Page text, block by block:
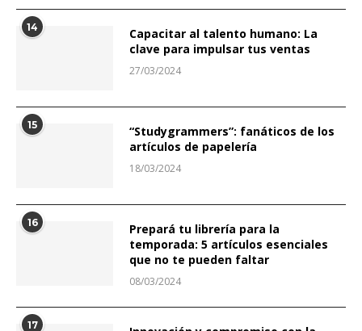
14
Capacitar al talento humano: La
clave para impulsar tus ventas
27/03/2024
15
“Studygrammers”: fanáticos de los
artículos de papelería
18/03/2024
16
Prepará tu librería para la
temporada: 5 artículos esenciales
que no te pueden faltar
08/03/2024
17